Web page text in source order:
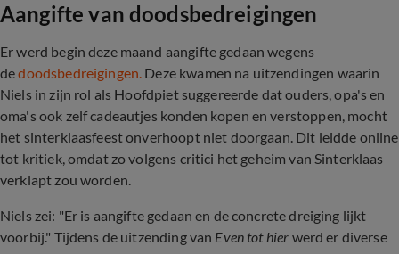
Aangifte van doodsbedreigingen
Er werd begin deze maand aangifte gedaan wegens
dedoodsbedreigingen. Deze kwamen na uitzendingen waarin
Niels in zijn rol als Hoofdpiet suggereerde dat ouders, opa's en
oma's ook zelf cadeautjes konden kopen en verstoppen, mocht
het sinterklaasfeest onverhoopt niet doorgaan. Dit leidde online
tot kritiek, omdat zo volgens critici het geheim van Sinterklaas
verklapt zou worden.
Niels zei: "Er is aangifte gedaan en de concrete dreiging lijkt
voorbij." Tijdens de uitzending van Even tot hier werd er diverse